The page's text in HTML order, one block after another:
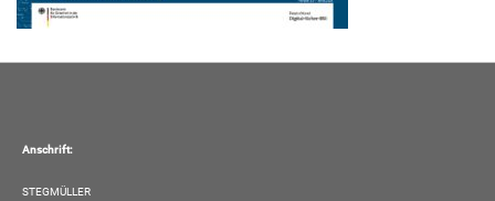
Anschrift:
STEGMÜLLER